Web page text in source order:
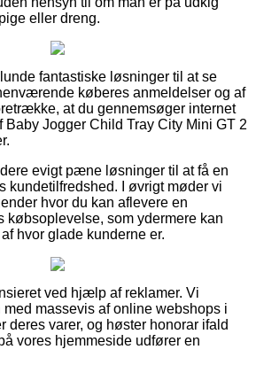
eller dreng.
fantastiske løsninger til at se
køberes anmeldelser og af
at du gennemsøger internet
Baby Jogger Child Tray City Mini GT 2
evigt pæne løsninger til at få en
kundetilfredshed. I øvrigt møder vi
hvor du kan aflevere en
købsoplevelse, som ydermere kan
hvor glade kunderne er.
ved hjælp af reklamer. Vi
massevis af online webshops i
deres varer, og høster honorar ifald
vores hjemmeside udfører en